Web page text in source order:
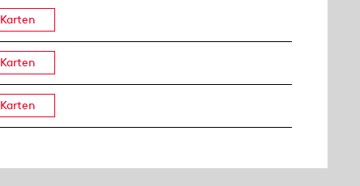
Karten
Karten
Karten